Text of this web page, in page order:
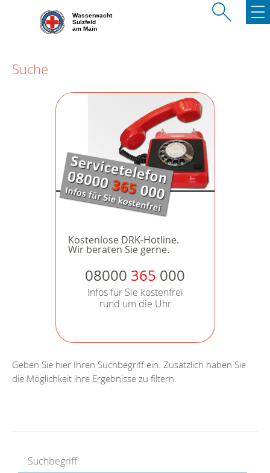
Wasserwacht
Sulzfeld
am Main
Suche
Kostenlose DRK-Hotline.
Wir beraten Sie gerne.
08000 365 000
Infos für Sie kostenfrei
rund um die Uhr
Geben Sie hier Ihren Suchbegriff ein. Zusätzlich haben Sie
die Möglichkeit ihre Ergebnisse zu filtern.